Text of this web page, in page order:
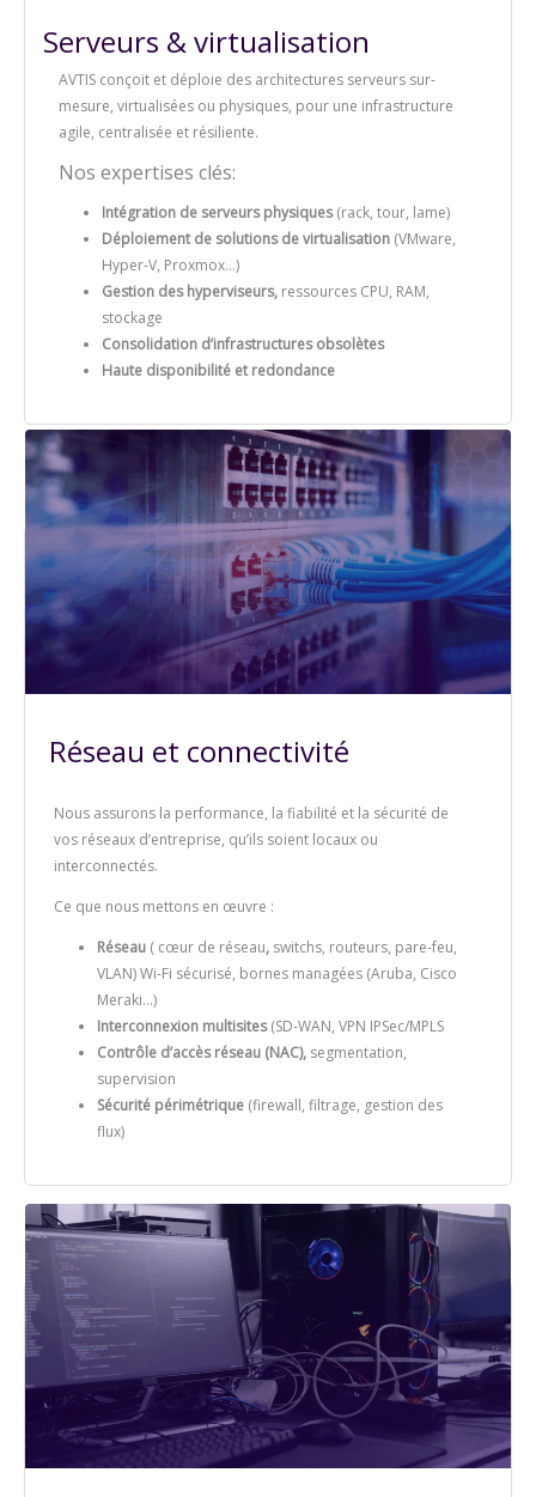
Serveurs & virtualisation
AVTIS conçoit et déploie des architectures serveurs sur-
mesure, virtualisées ou physiques, pour une infrastructure
agile, centralisée et résiliente.
Nos expertises clés:
Intégration de serveurs physiques(rack, tour, lame)
Déploiement de solutions de virtualisation (VMware,
Hyper-V, Proxmox…)
Gestion des hyperviseurs, ressources CPU, RAM,
stockage
Consolidation d’infrastructures obsolètes
Haute disponibilité et redondance
Réseau et connectivité
Nous assurons la performance, la fiabilité et la sécurité de
vos réseaux d’entreprise, qu’ils soient locaux ou
interconnectés.
Ce que nous mettons en œuvre :
Réseau ( cœur de réseau, switchs, routeurs, pare-feu,
VLAN) Wi-Fi sécurisé, bornes managées (Aruba, Cisco
Meraki…)
Interconnexion multisites(SD-WAN, VPN IPSec/MPLS
Contrôle d’accès réseau (NAC), segmentation,
supervision
Sécurité périmétrique (firewall, filtrage, gestion des
flux)